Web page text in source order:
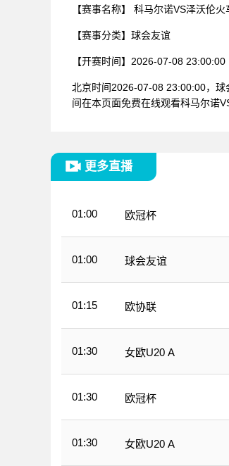
【赛事名称】 科马尔诺VS泽沃伦
【赛事分类】 球会友谊
【开赛时间】 2026-07-08 23:00:00
北京时间2026-07-08 23:00:00，球
间在本页面免费在线观看科马尔诺
更多直播
01:00 欧冠杯
01:00 球会友谊
01:15 欧协联
01:30 女欧U20 A
01:30 欧冠杯
01:30 女欧U20 A